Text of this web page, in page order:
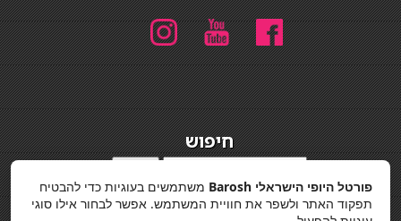
חיפוש
מדיניות פרטיות
פורטל היופי הישראלי Barosh
משתמשים בעוגיות כדי להבטיח
תפקוד האתר ולשפר את חוויית המשתמש. אפשר לבחור אילו סוגי